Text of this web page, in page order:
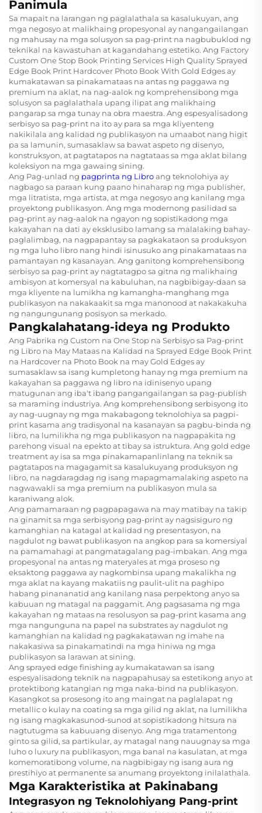
Panimula
Sa mapait na larangan ng paglalathala sa kasalukuyan, ang
mga negosyo at malikhaing propesyonal ay nangangailangan
ng mahusay na mga solusyon sa pag-print na nagbubuklod ng
teknikal na kawastuhan at kagandahang estetiko. Ang Factory
Custom One Stop Book Printing Services High Quality Sprayed
Edge Book Print Hardcover Photo Book With Gold Edges ay
kumakatawan sa pinakamataas na antas ng paggawa ng
premium na aklat, na nag-aalok ng komprehensibong mga
solusyon sa paglalathala upang ilipat ang malikhaing
pangarap sa mga tunay na obra maestra. Ang espesyalisadong
serbisyo sa pag-print na ito ay para sa mga kliyenteng
nakikilala ang kalidad ng publikasyon na umaabot nang higit
pa sa lamunin, sumasaklaw sa bawat aspeto ng disenyo,
konstruksyon, at pagtatapos na nagtataas sa mga aklat bilang
koleksiyon na mga gawaing sining.
Ang Pag-unlad ng pagprinta ng Libroang teknolohiya ay
nagbago sa paraan kung paano hinaharap ng mga publisher,
mga litratista, mga artista, at mga negosyo ang kanilang mga
proyektong publikasyon. Ang mga modernong pasilidad sa
pag-print ay nag-aalok na ngayon ng sopistikadong mga
kakayahan na dati ay eksklusibo lamang sa malalaking bahay-
paglalimbag, na nagpapantay sa pagkakataon sa produksyon
ng mga luho libro nang hindi isinusuko ang pinakamataas na
pamantayan ng kasanayan. Ang ganitong komprehensibong
serbisyo sa pag-print ay nagtatagpo sa gitna ng malikhaing
ambisyon at komersyal na kabuluhan, na nagbibigay-daan sa
mga kliyente na lumikha ng kamangha-manghang mga
publikasyon na nakakaakit sa mga manonood at nakakakuha
ng nangungunang posisyon sa merkado.
Pangkalahatang-ideya ng Produkto
Ang Pabrika ng Custom na One Stop na Serbisyo sa Pag-print
ng Libro na May Mataas na Kalidad na Sprayed Edge Book Print
na Hardcover na Photo Book na may Gold Edges ay
sumasaklaw sa isang kumpletong hanay ng mga premium na
kakayahan sa paggawa ng libro na idinisenyo upang
matugunan ang iba't ibang pangangailangan sa pag-publish
sa maraming industriya. Ang komprehensibong serbisyong ito
ay nag-uugnay ng mga makabagong teknolohiya sa pagpi-
print kasama ang tradisyonal na kasanayan sa pagbu-binda ng
libro, na lumilikha ng mga publikasyon na nagpapakita ng
parehong visual na epekto at tibay sa istruktura. Ang gold edge
treatment ay isa sa mga pinakamapanlinlang na teknik sa
pagtatapos na magagamit sa kasalukuyang produksyon ng
libro, na nagdaragdag ng isang mapagmamalaking aspeto na
nagwawakli sa mga premium na publikasyon mula sa
karaniwang alok.
Ang pamamaraan ng pagpapagawa na may matibay na takip
na ginamit sa mga serbisyong pag-print ay nagsisiguro ng
kamanghian na katagal at kalidad ng presentasyon, na
nagdulot ng bawat publikasyon na angkop para sa komersiyal
na pamamahagi at pangmatagalang pag-imbakan. Ang mga
propesyonal na antas ng materyales at mga proseso ng
eksaktong paggawa ay nagkombinsa upang makalikha ng
mga aklat na kayang makatiis ng paulit-ulit na paghipo
habang pinananatid ang kanilang nasa perpektong anyo sa
kabuuan ng matagal na paggamit. Ang pagsasama ng mga
kakayahan ng mataas na resolusyon sa pag-print kasama ang
mga nangunguna na papel na substrates ay nagdulot ng
kamanghian na kalidad ng pagkakatawan ng imahe na
nakakasiwa sa pinakamatindi na mga hiniwa ng mga
publikasyon sa larawan at sining.
Ang sprayed edge finishing ay kumakatawan sa isang
espesyalisadong teknik na nagpapahusay sa estetikong anyo at
protektibong katangian ng mga naka-bind na publikasyon.
Kasangkot sa prosesong ito ang maingat na paglalapat ng
metallic o kulay na coating sa mga gilid ng aklat, na lumilikha
ng isang magkakasunod-sunod at sopistikadong hitsura na
nagtutugma sa kabuuang disenyo. Ang mga tratamentong
ginto sa gilid, sa partikular, ay matagal nang nauugnay sa mga
luho o luxury na publikasyon, mga banal na kasulatan, at mga
komemoratibong volume, na nagbibigay ng isang aura ng
prestihiyo at permanente sa anumang proyektong inilalathala.
Mga Karakteristika at Pakinabang
Integrasyon ng Teknolohiyang Pang-print